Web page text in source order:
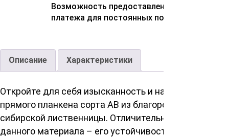
Возможность предоставления отсрочки
платежа для постоянных покупателей.
Описание Характеристики
Откройте для себя изысканность и надежность
прямого планкена сорта АВ из благородной
сибирской лиственницы. Отличительная черта
данного материала – его устойчивость к